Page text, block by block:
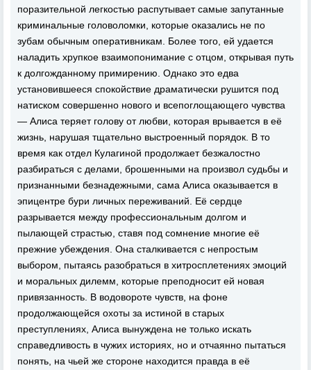
поразительной легкостью распутывает самые запутанные
криминальные головоломки, которые оказались не по
зубам обычным оперативникам. Более того, ей удается
наладить хрупкое взаимопонимание с отцом, открывая путь
к долгожданному примирению. Однако это едва
установившееся спокойствие драматически рушится под
натиском совершенно нового и всепоглощающего чувства
— Алиса теряет голову от любви, которая врывается в её
жизнь, нарушая тщательно выстроенный порядок. В то
время как отдел Кулагиной продолжает безжалостно
разбираться с делами, брошенными на произвол судьбы и
признанными безнадежными, сама Алиса оказывается в
эпицентре бури личных переживаний. Её сердце
разрывается между профессиональным долгом и
пылающей страстью, ставя под сомнение многие её
прежние убеждения. Она сталкивается с непростым
выбором, пытаясь разобраться в хитросплетениях эмоций
и моральных дилемм, которые преподносит ей новая
привязанность. В водовороте чувств, на фоне
продолжающейся охоты за истиной в старых
преступлениях, Алиса вынуждена не только искать
справедливость в чужих историях, но и отчаянно пытаться
понять, на чьей же стороне находится правда в её